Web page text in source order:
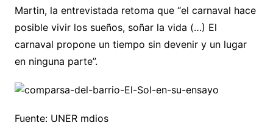
Martin, la entrevistada retoma que “el carnaval hace
posible vivir los sueños, soñar la vida (…) El
carnaval propone un tiempo sin devenir y un lugar
en ninguna parte”.
Fuente: UNER mdios